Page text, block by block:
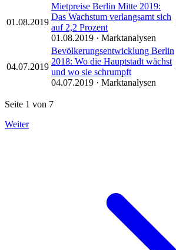
01.08.2019
Mietpreise Berlin Mitte 2019:
Das Wachstum verlangsamt sich
auf 2,2 Prozent
01.08.2019 · Marktanalysen
04.07.2019
Bevölkerungsentwicklung Berlin
2018: Wo die Hauptstadt wächst
und wo sie schrumpft
04.07.2019 · Marktanalysen
Seite 1 von 7
Weiter